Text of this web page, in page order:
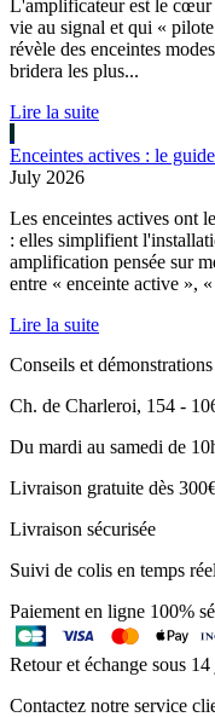
L'amplificateur est le
vie au signal et qui «
révèle des enceintes
bridera les plus...
Lire la suite
Enceintes actives : le
July 2026
Les enceintes actives ont
: elles simplifient
amplification pensée sur
entre « enceinte active »,
Lire la suite
Conseils et
Ch. de Charleroi, 154 -
Du mardi au samedi de
Livraison gratuite dès
Livraison sécurisée
Suivi de colis en temps
Paiement en ligne 100%
Retour et échange sous
Contactez notre service